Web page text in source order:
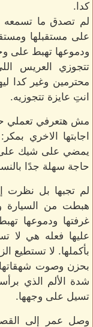
كدا.
لم تصدق ما تسمعه
على مستقبلها
ودموعها تهبط على
تتجوزي العريس
محترمين وغير كدا
انتِ عايزة تتجوزيه.
مش هتعرفي تعملي
اجابتها الاخري
يمضي على شيك على
حاجة سهلة جدًا
لم تجبها بل نظرت
هبطت من السيارة
غرفتها ودموعها
عليها فعله هي لا
بأكملها. لا تستطيع
بحزن وصوت شهقاتها
شدة الألم الذي
تسيل على وجهها.
وصل عمر إلى